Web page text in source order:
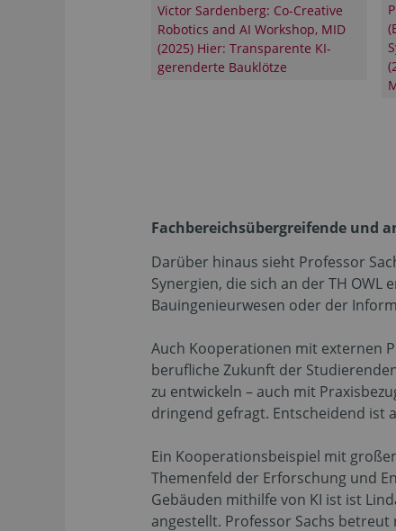
Victor Sardenberg: Co-Creative
Robotics and AI Workshop, MID
(2025) Hier: Transparente KI-
gerenderte Bauklötze
Fachbereichsübergreifende und
Darüber hinaus sieht Professor
Synergien, die sich an der TH
Bauingenieurwesen oder der
Auch Kooperationen mit externen
berufliche Zukunft der
zu entwickeln – auch mit
dringend gefragt. Entscheidend ist
Ein Kooperationsbeispiel mit
Themenfeld der Erforschung und
Gebäuden mithilfe von KI ist ist
angestellt. Professor Sachs